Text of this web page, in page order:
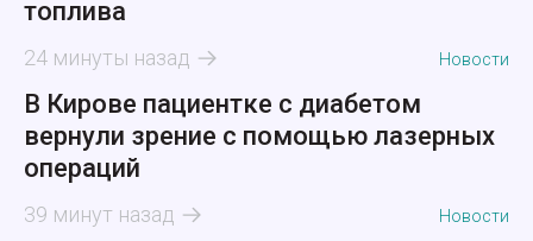
топлива
24 минуты назад Новости
В Кирове пациентке с диабетом
вернули зрение с помощью лазерных
операций
39 минут назад Новости